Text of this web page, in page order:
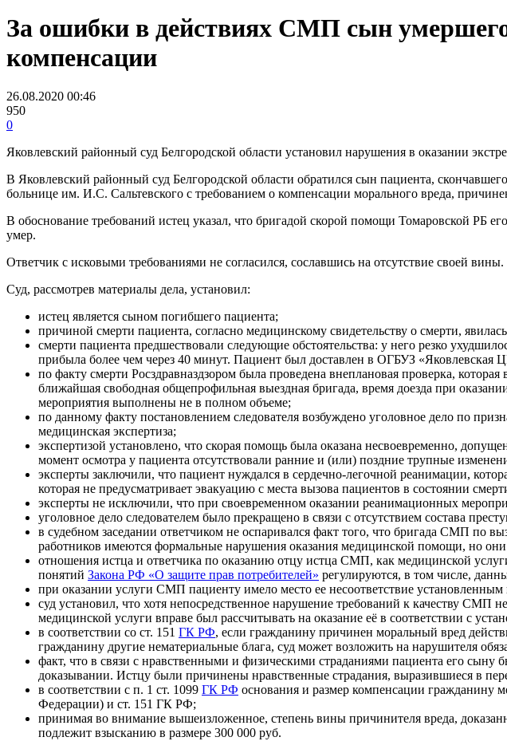
За ошибки в действиях СМП сын умершего
компенсации
26.08.2020 00:46
950
0
Яковлевский районный суд Белгородской области установил нарушения в оказании
В Яковлевский районный суд Белгородской области обратился сын пациента,
больнице им. И.С. Сальтевского с требованием о компенсации морального вреда,
В обоснование требований истец указал, что бригадой скорой помощи Томаровской РБ
умер.
Ответчик с исковыми требованиями не согласился, сославшись на отсутствие своей вины.
Суд, рассмотрев материалы дела, установил:
истец является сыном погибшего пациента;
причиной смерти пациента, согласно медицинскому свидетельству о смерти,
смерти пациента предшествовали следующие обстоятельства: у него резко
прибыла более чем через 40 минут. Пациент был доставлен в ОГБУЗ «Яковлевская
по факту смерти Росздравназдзором была проведена внеплановая проверка,
ближайшая свободная общепрофильная выездная бригада, время доезда при
мероприятия выполнены не в полном объеме;
по данному факту постановлением следователя возбуждено уголовное дело по
медицинская экспертиза;
экспертизой установлено, что скорая помощь была оказана несвоевременно,
момент осмотра у пациента отсутствовали ранние и (или) поздние трупные
эксперты заключили, что пациент нуждался в сердечно-легочной реанимации,
которая не предусматривает эвакуацию с места вызова пациентов в состоянии
эксперты не исключили, что при своевременном оказании реанимационных
уголовное дело следователем было прекращено в связи с отсутствием состава
в судебном заседании ответчиком не оспаривался факт того, что бригада СМП по
работников имеются формальные нарушения оказания медицинской помощи, но они
отношения истца и ответчика по оказанию отцу истца СМП, как медицинской
понятий Закона РФ «О защите прав потребителей» регулируются, в том числе,
при оказании услуги СМП пациенту имело место ее несоответствие установленным
суд установил, что хотя непосредственное нарушение требований к качеству СМП
медицинской услуги вправе был рассчитывать на оказание её в соответствии с
в соответствии со ст. 151 ГК РФ, если гражданину причинен моральный вред
гражданину другие нематериальные блага, суд может возложить на нарушителя
факт, что в связи с нравственными и физическими страданиями пациента его
доказывании. Истцу были причинены нравственные страдания, выразившиеся в
в соответствии с п. 1 ст. 1099 ГК РФ основания и размер компенсации гражданину
Федерации) и ст. 151 ГК РФ;
принимая во внимание вышеизложенное, степень вины причинителя вреда,
подлежит взысканию в размере 300 000 руб.